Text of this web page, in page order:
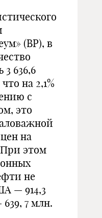
(ВР), в
3 636,6
на 2,1%
с
это
на
этом
не
— 914,3
7 млн.